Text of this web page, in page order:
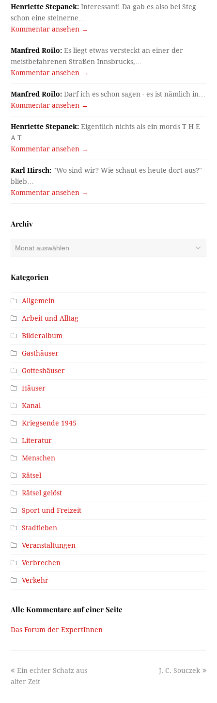
Henriette Stepanek: Interessant! Da gab es also bei Steg
schon eine steinerne…
Kommentar ansehen →
Manfred Roilo: Es liegt etwas versteckt an einer der
meistbefahrenen Straßen Innsbrucks,…
Kommentar ansehen →
Manfred Roilo: Darf ich es schon sagen - es ist nämlich in…
Kommentar ansehen →
Henriette Stepanek: Eigentlich nichts als ein mords T H E
A T…
Kommentar ansehen →
Karl Hirsch: "Wo sind wir? Wie schaut es heute dort aus?"
blieb…
Kommentar ansehen →
Archiv
Kategorien
Allgemein
Arbeit und Alltag
Bilderalbum
Gasthäuser
Gotteshäuser
Häuser
Kanal
Kriegsende 1945
Literatur
Menschen
Rätsel
Rätsel gelöst
Sport und Freizeit
Stadtleben
Veranstaltungen
Verbrechen
Verkehr
Alle Kommentare auf einer Seite
Das Forum der ExpertInnen
previous
post:
Ein echter Schatz aus
alter Zeit
next
J. C. Souczek